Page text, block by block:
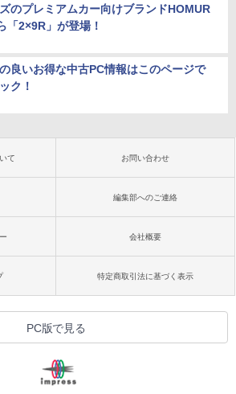
のプレミアムカー向けブランドHOMUR
「2×9R」が登場！
良いお得な中古PC情報はこのページで
ク！
て お問い合わせ
編集部へのご連絡
会社概要
特定商取引法に基づく表示
PC版で見る